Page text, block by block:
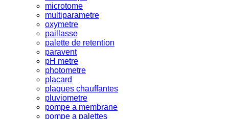
microtome
multiparametre
oxymetre
paillasse
palette de retention
paravent
pH metre
photometre
placard
plaques chauffantes
pluviometre
pompe a membrane
pompe a palettes